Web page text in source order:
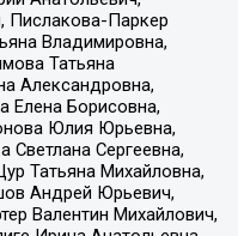
Пислакова-Паркер
Владимировна,
Татьяна
Александровна,
Елена Борисовна,
Юлия Юрьевна,
Светлана Сергеевна,
Татьяна Михайловна,
Андрей Юрьевич,
Валентин Михайлович,